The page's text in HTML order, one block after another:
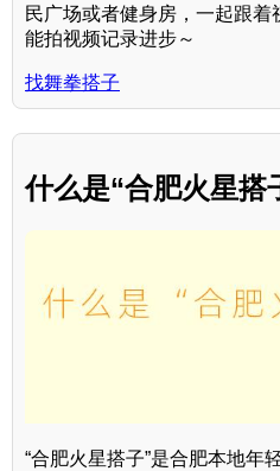
民广场或者健身房，一起跟
能拍视频记录进步～
找舞拳搭子
什么是“合肥火星搭
“合肥火星搭子”是合肥本地年